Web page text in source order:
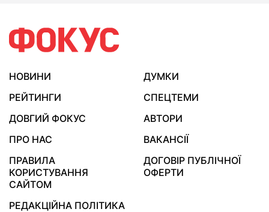
НОВИНИ
ДУМКИ
РЕЙТИНГИ
СПЕЦТЕМИ
ДОВГИЙ ФОКУС
АВТОРИ
ПРО НАС
ВАКАНСІЇ
ПРАВИЛА
КОРИСТУВАННЯ
САЙТОМ
ДОГОВІР ПУБЛІЧНОЇ
ОФЕРТИ
РЕДАКЦІЙНА ПОЛІТИКА